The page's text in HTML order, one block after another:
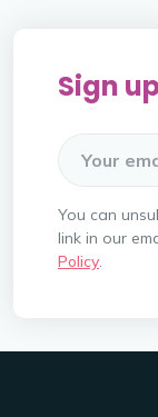
Sign
You can
link in our
Policy.